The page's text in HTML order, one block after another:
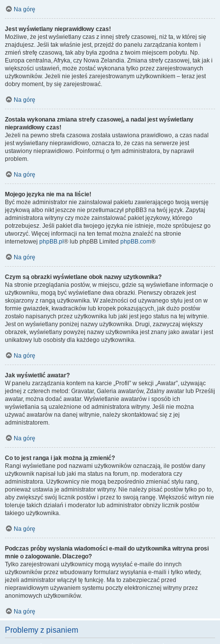
Na górę
Jest wyświetlany nieprawidłowy czas!
Możliwe, że jest wyświetlany czas z innej strefy czasowej, niż ta, w której się
znajdujesz. Jeśli tak właśnie jest, przejdź do panelu zarządzania kontem i
zmień strefę czasową, tak aby była zgodna z twoim miejscem pobytu. Np.
Europa centralna, Afryka, czy Nowa Zelandia. Zmiana strefy czasowej, tak jak i
większości ustawień, może zostać wykonana tylko przez zarejestrowanych
użytkowników. Jeżeli nie jesteś zarejestrowanym użytkownikiem – teraz jest
dobry moment, by się zarejestrować.
Na górę
Została wykonana zmiana strefy czasowej, a nadal jest wyświetlany
nieprawidłowy czas!
Jeżeli na pewno strefa czasowa została ustawiona prawidłowo, a czas nadal
jest wyświetlany nieprawidłowo, oznacza to, że czas na serwerze jest
ustawiony nieprawidłowo. Poinformuj o tym administratora, by naprawił
problem.
Na górę
Mojego języka nie ma na liście!
Być może administrator nie zainstalował pakietu zawierającego twoją wersję
językową albo nikt jeszcze nie przetłumaczył phpBB3 na twój język. Zapytaj
administratora witryny czy może zainstalować pakiet językowy, którego
potrzebujesz. Jeśli pakiet dla twojego języka nie istnieje, może spróbujesz go
utworzyć. Więcej informacji na ten temat można znaleźć na stronie
internetowej phpBB.pl ® lub phpBB Limited phpBB.com®
Na górę
Czym są obrazki wyświetlane obok nazwy użytkownika?
Na stronie przeglądania postów, w miejscu, gdzie są wyświetlane informacje o
użytkowniku, mogą być wyświetlane dwa obrazki. Pierwszy obrazek jest
skojarzony z rangą użytkownika. W zależności od używanego stylu jest on w
formie gwiazdek, kwadracików lub kropek pokazujących, jak dużo postów
zostało napisanych przez użytkownika lub jaki jest jego status na tej witrynie.
Jest on wyświetlany poniżej nazwy użytkownika. Drugi, zazwyczaj większy
obrazek, wyświetlany powyżej nazwy użytkownika jest znany jako awatar i jest
unikatowy lub osobisty dla każdego użytkownika.
Na górę
Jak wyświetlić awatar?
W panelu zarządzania kontem na karcie „Profil” w sekcji „Awatar”, używając
jednej z czterech metod: Gravatar, Galeria awatarów, Zdalny awatar lub Prześlij
awatar, można dodać awatar. Wyświetlanie awatarów i sposób ich
wyświetlania są uzależnione od administratora witryny. Jeśli nie można
używać awatarów na danej witrynie, należy skontaktować się z jej
administratorem.
Na górę
Co to jest ranga i jak można ją zmienić?
Rangi wyświetlane pod nazwami użytkowników oznaczają, ile postów dany
użytkownik napisał lub jaki ma status na forum, np. moderatora czy
administratora. Użytkownicy nie mogą bezpośrednio zmieniać stylu rang,
ponieważ ustawia je administrator witryny. Nie należy pisać postów tylko po to,
aby zwiększyć swój licznik postów i przez to swoją rangę. Większość witryn nie
toleruje takich działań i moderator lub administrator obniży licznik postów
takiego użytkownika.
Na górę
Podczas próby wysłania wiadomości e-mail do użytkownika witryna prosi
mnie o zalogowanie. Dlaczego?
Tylko zarejestrowani użytkownicy mogą wysyłać e-maile do innych
użytkowników przez wbudowany formularz wysyłania e-maili i tylko wtedy,
jeżeli administrator włączył tę funkcję. Ma to zabezpieczać przed
nieprawidłowym używaniem systemu poczty elektronicznej witryny przez
anonimowych użytkowników.
Na górę
Problemy z pisaniem